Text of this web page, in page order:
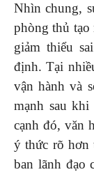
Nhìn chung,
phòng thủ tạo
giảm thiểu
định. Tại
vận hành và
mạnh sau
cạnh đó, văn
ý thức rõ hơn
ban lãnh đạo